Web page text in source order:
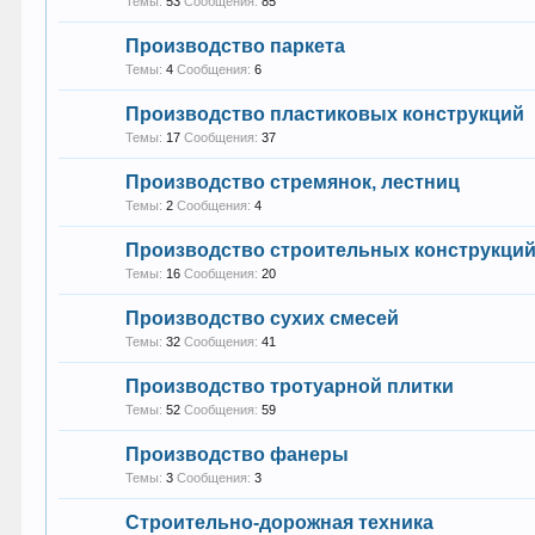
Производство паркета
Темы: 4 Сообщения: 6
Производство пластиковых конструкций
Темы: 17 Сообщения: 37
Производство стремянок, лестниц
Темы: 2 Сообщения: 4
Производство строительных
Темы: 16 Сообщения: 20
Производство сухих смесей
Темы: 32 Сообщения: 41
Производство тротуарной плитки
Темы: 52 Сообщения: 59
Производство фанеры
Темы: 3 Сообщения: 3
Строительно-дорожная техника